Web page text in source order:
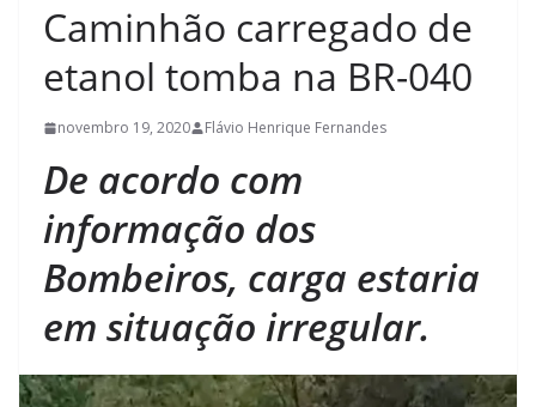
Caminhão carregado de
etanol tomba na BR-040
novembro 19, 2020 Flávio Henrique Fernandes
De acordo com
informação dos
Bombeiros, carga estaria
em situação irregular.